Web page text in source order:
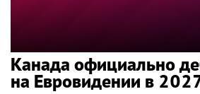
Канада официально
на Евровидении в